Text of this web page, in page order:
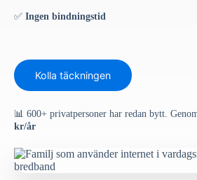
✅ Ingen bindningstid
Kolla täckningen
📊 600+ privatpersoner har redan bytt.
kr/år